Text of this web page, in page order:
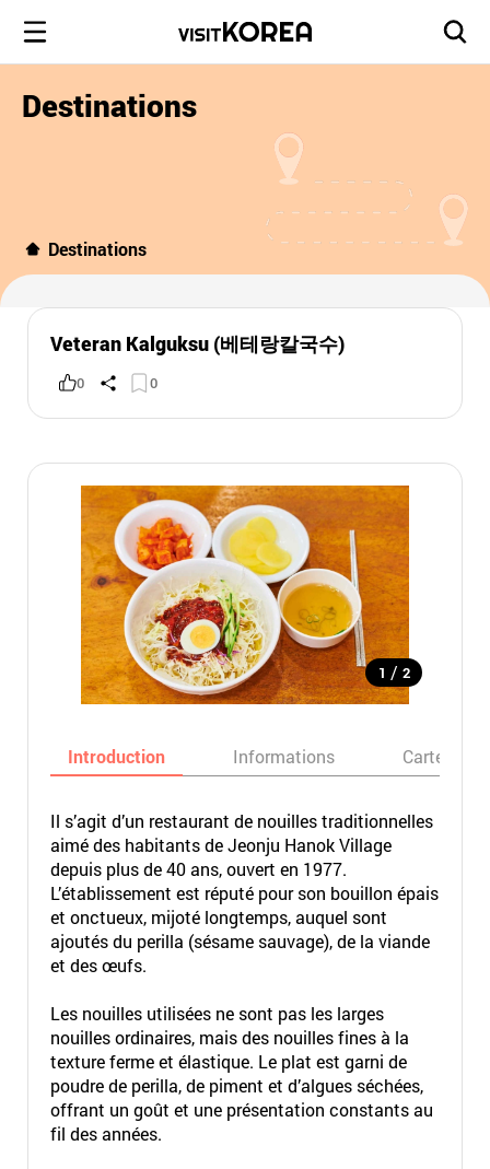
Destinations
Destinations
Veteran Kalguksu (베테랑칼국수)
0 0
1 / 2
Introduction Informations Carte
Il s’agit d’un restaurant de nouilles traditionnelles
aimé des habitants de Jeonju Hanok Village
depuis plus de 40 ans, ouvert en 1977.
L’établissement est réputé pour son bouillon épais
et onctueux, mijoté longtemps, auquel sont
ajoutés du perilla (sésame sauvage), de la viande
et des œufs.
Les nouilles utilisées ne sont pas les larges
nouilles ordinaires, mais des nouilles fines à la
texture ferme et élastique. Le plat est garni de
poudre de perilla, de piment et d’algues séchées,
offrant un goût et une présentation constants au
fil des années.